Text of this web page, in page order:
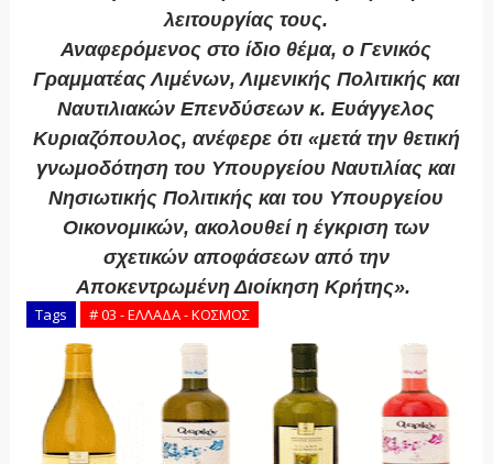
λειτουργίας τους.
Αναφερόμενος στο ίδιο θέμα, ο Γενικός
Γραμματέας Λιμένων, Λιμενικής Πολιτικής και
Ναυτιλιακών Επενδύσεων κ. Ευάγγελος
Κυριαζόπουλος, ανέφερε ότι «μετά την θετική
γνωμοδότηση του Υπουργείου Ναυτιλίας και
Νησιωτικής Πολιτικής και του Υπουργείου
Οικονομικών, ακολουθεί η έγκριση των
σχετικών αποφάσεων από την
Αποκεντρωμένη Διοίκηση Κρήτης».
Tags # 03 - ΕΛΛΑΔΑ - ΚΟΣΜΟΣ